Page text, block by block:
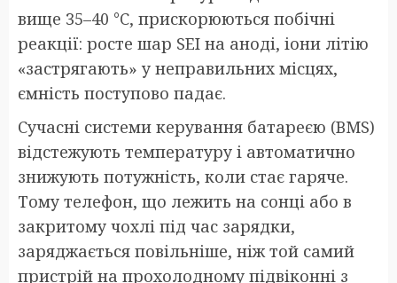
вище 35–40 °C, прискорюються побічні
реакції: росте шар SEI на аноді, іони літію
«застрягають» у неправильних місцях,
ємність поступово падає.
Сучасні системи керування батареєю (BMS)
відстежують температуру і автоматично
знижують потужність, коли стає гаряче.
Тому телефон, що лежить на сонці або в
закритому чохлі під час зарядки,
заряджається повільніше, ніж той самий
пристрій на прохолодному підвіконні з